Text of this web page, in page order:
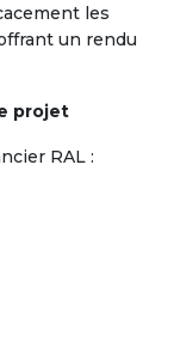
les
un rendu
projet
RAL :